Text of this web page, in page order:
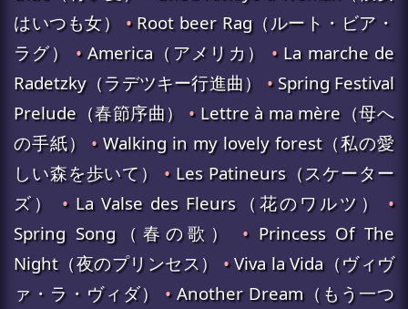
はいつも女） •Root beer Rag（ルート・ビア・
ラグ） •America（アメリカ） •La marche de
Radetzky（ラデツキー行進曲） •Spring Festival
Prelude（春節序曲） •Lettre à ma mère（母へ
の手紙） •Walking in my lovely forest（私の愛
しい森を歩いて） •Les Patineurs（スケーター
ズ） •La Valse des Fleurs（花のワルツ） •
Spring Song（春の歌） •Princess Of The
Night（夜のプリンセス） •Viva la Vida（ヴィヴ
ァ・ラ・ヴィダ） •Another Dream（もう一つ